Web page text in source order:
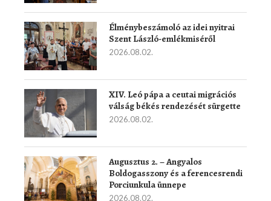
Élménybeszámoló az idei nyitrai
Szent László-emlékmiséről
2026.08.02.
XIV. Leó pápa a ceutai migrációs
válság békés rendezését sürgette
2026.08.02.
Augusztus 2. – Angyalos
Boldogasszony és a ferencesrendi
Porciunkula ünnepe
2026.08.02.